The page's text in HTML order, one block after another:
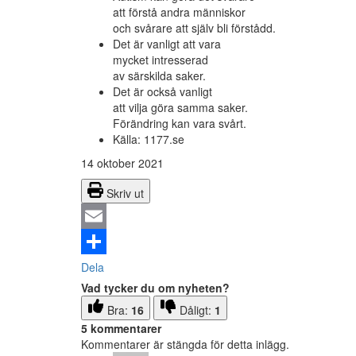
att förstå andra människor
och svårare att själv bli förstådd.
Det är vanligt att vara
mycket intresserad
av särskilda saker.
Det är också vanligt
att vilja göra samma saker.
Förändring kan vara svårt.
Källa: 1177.se
14 oktober 2021
Skriv ut
Email
Dela
Vad tycker du om nyheten?
Bra: 16 Dåligt: 1
5 kommentarer
Kommentarer är stängda för detta inlägg.